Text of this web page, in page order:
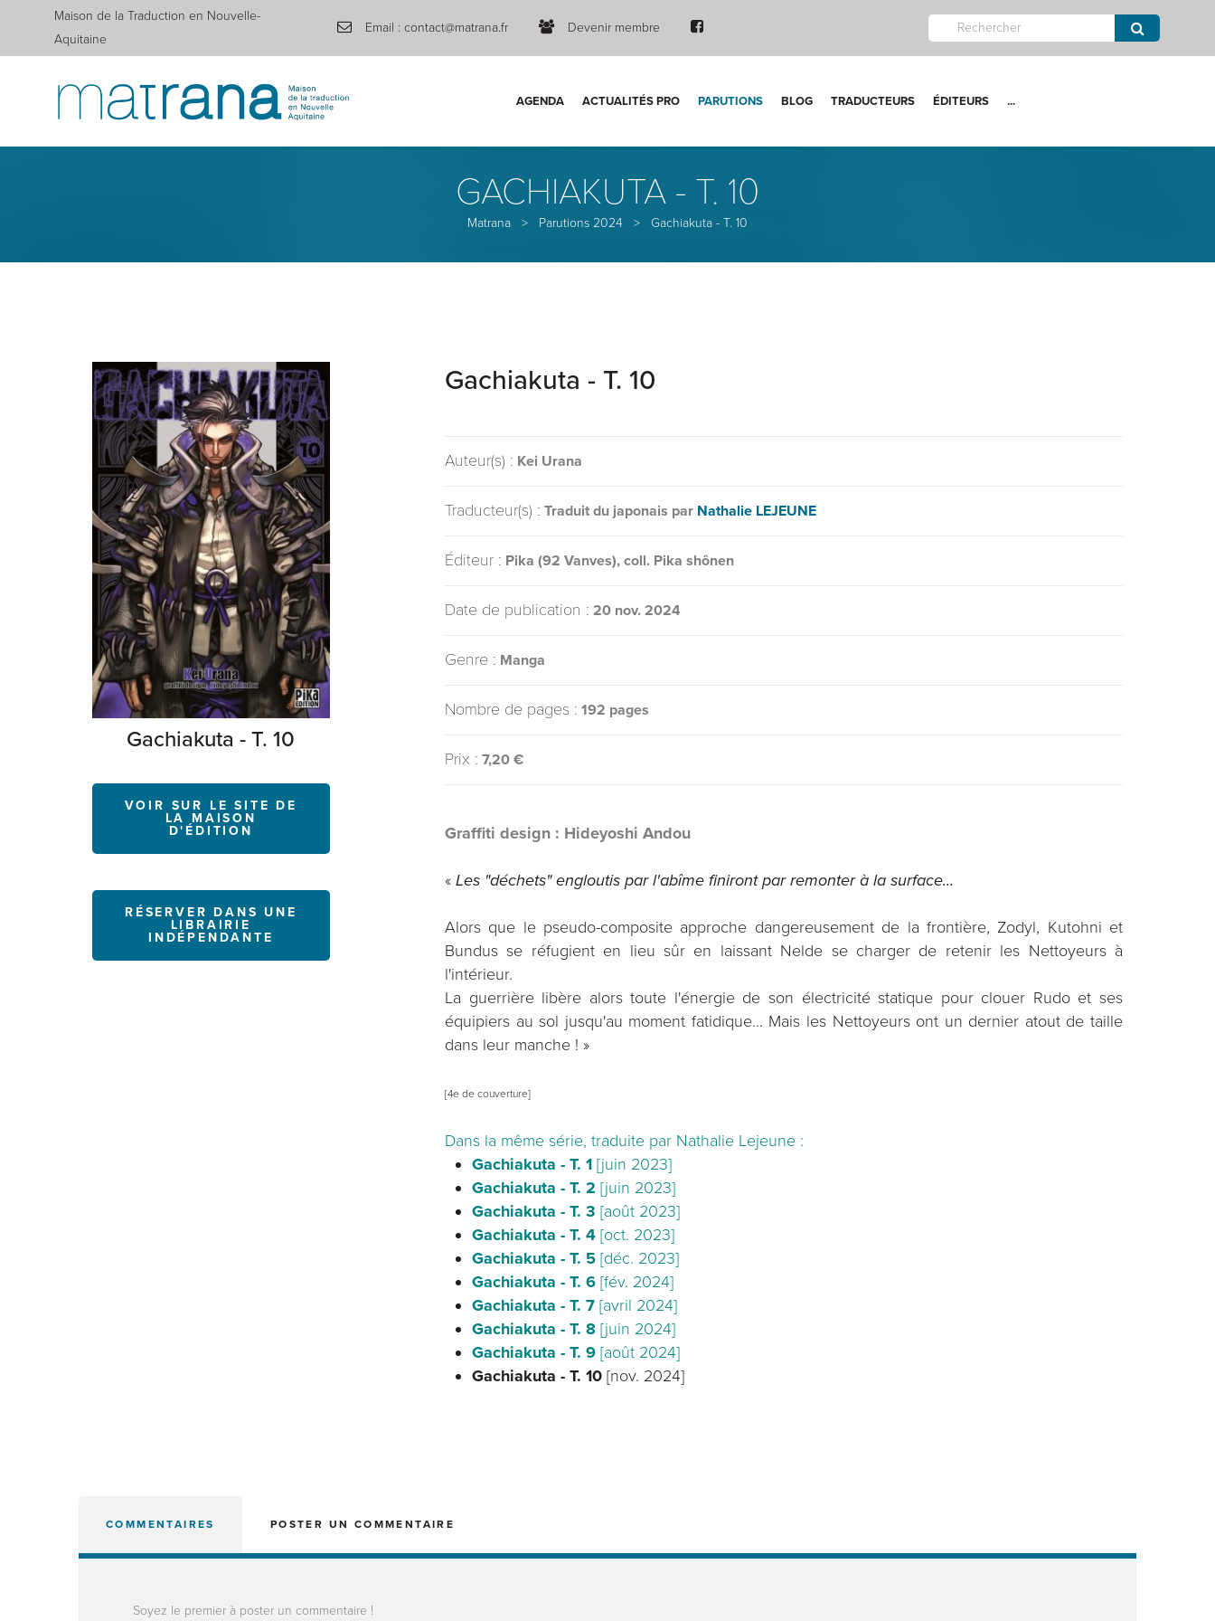
Maison de la Traduction en Nouvelle-
Aquitaine
Email : contact@matrana.fr Devenir membre
AGENDA ACTUALITÉS PRO PARUTIONS BLOG TRADUCTEURS ÉDITEURS ...
GACHIAKUTA - T. 10
Matrana > Parutions 2024 > Gachiakuta - T. 10
Gachiakuta - T. 10
VOIR SUR LE SITE DE
LA MAISON
D'ÉDITION
RÉSERVER DANS UNE
LIBRAIRIE
INDÉPENDANTE
Gachiakuta - T. 10
Auteur(s) : Kei Urana
Traducteur(s) : Traduit du japonais par Nathalie LEJEUNE
Éditeur : Pika (92 Vanves), coll. Pika shônen
Date de publication : 20 nov. 2024
Genre : Manga
Nombre de pages : 192 pages
Prix : 7,20 €
Graffiti design : Hideyoshi Andou
« Les "déchets" engloutis par l'abîme finiront par remonter à la surface...
Alors que le pseudo-composite approche dangereusement de la frontière, Zodyl, Kutohni et
Bundus se réfugient en lieu sûr en laissant Nelde se charger de retenir les Nettoyeurs à
l'intérieur.
La guerrière libère alors toute l'énergie de son électricité statique pour clouer Rudo et ses
équipiers au sol jusqu'au moment fatidique... Mais les Nettoyeurs ont un dernier atout de taille
dans leur manche ! »
[4e de couverture]
Dans la même série, traduite par Nathalie Lejeune :
Gachiakuta - T. 1 [juin 2023]
Gachiakuta - T. 2 [juin 2023]
Gachiakuta - T. 3 [août 2023]
Gachiakuta - T. 4 [oct. 2023]
Gachiakuta - T. 5 [déc. 2023]
Gachiakuta - T. 6 [fév. 2024]
Gachiakuta - T. 7 [avril 2024]
Gachiakuta - T. 8 [juin 2024]
Gachiakuta - T. 9 [août 2024]
Gachiakuta - T. 10 [nov. 2024]
COMMENTAIRES POSTER UN COMMENTAIRE
Soyez le premier à poster un commentaire !